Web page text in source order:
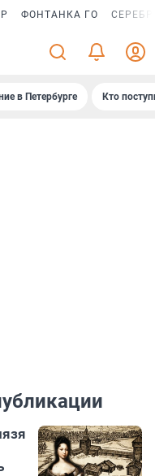
ФОНТАНКА ГО
в Петербурге Кто